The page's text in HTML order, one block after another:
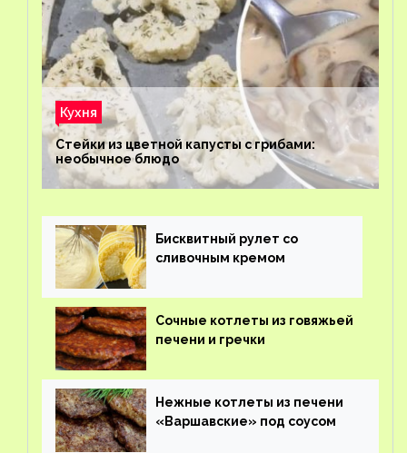
Кухня
Стейки из цветной капусты с грибами:
необычное блюдо
Бисквитный рулет со
сливочным кремом
Сочные котлеты из говяжьей
печени и гречки
Нежные котлеты из печени
«Варшавские» под соусом